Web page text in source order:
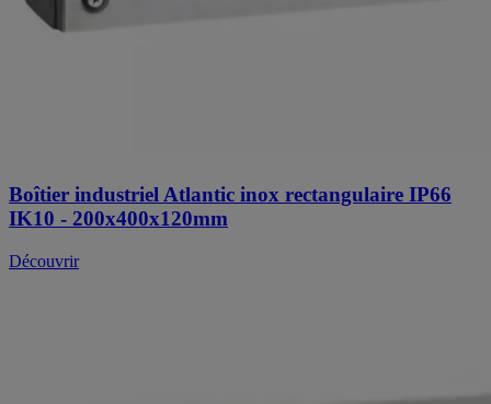
Boîtier industriel Atlantic inox rectangulaire IP66
IK10 - 200x400x120mm
Découvrir